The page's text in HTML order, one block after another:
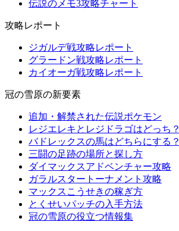
伝説のメモ3攻略チャート
攻略レポート
ジガルデ戦攻略レポート
グラードン戦攻略レポート
カイオーガ戦攻略レポート
冠の雪原の新要素
追加・解禁された伝説ポケモン
レジエレキとレジドラゴはどっち？
バドレックスの馬はどちらにする？
三闘の足跡の場所と探し方
ダイマックスアドベンチャー攻略
ガラルスタートーナメント攻略
マックスこうせきの稼ぎ方
とくせいパッチの入手方法
冠の雪原の役立つ情報集